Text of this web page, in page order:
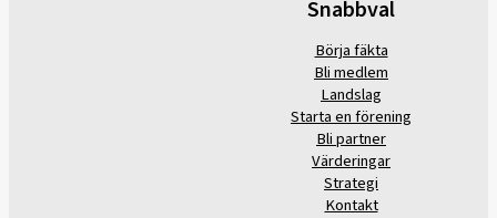
Snabbval
Börja fäkta
Bli medlem
Landslag
Starta en förening
Bli partner
Värderingar
Strategi
Kontakt